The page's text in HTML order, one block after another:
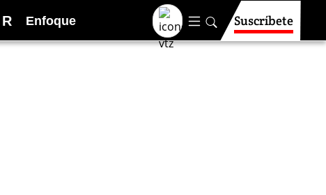
R Enfoque Suscríbete